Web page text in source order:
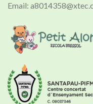
Email: